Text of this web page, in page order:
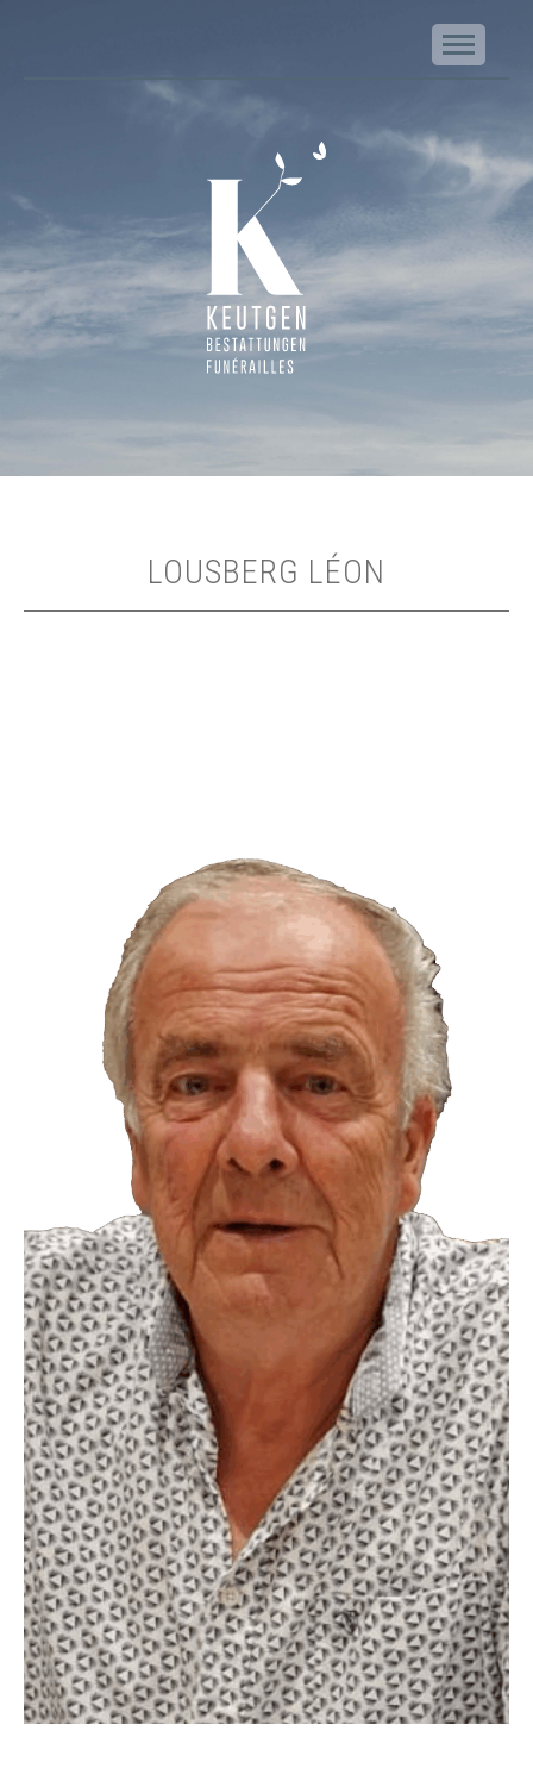
Keutgen | Bestattungen - Funérailles
LOUSBERG LÉON